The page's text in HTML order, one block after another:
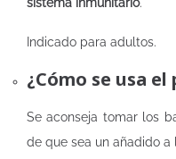
Indicado para adultos.
¿Cómo se usa
Se aconseja tomar los
de que sea un añadido a